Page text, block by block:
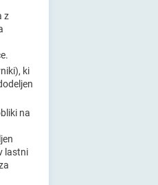
z
ki
na
lastni